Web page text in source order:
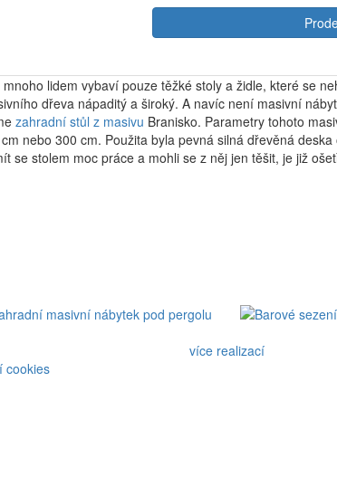
lidem vybaví pouze těžké stoly a židle, které se
dřeva nápaditý a široký. A navíc není masivní
zahradní stůl z masivu Branisko. Parametry tohoto
nebo 300 cm. Použita byla pevná silná dřevěná
se stolem moc práce a mohli se z něj jen těšit, je již
více realizací
cookies